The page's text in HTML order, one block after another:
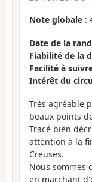
Note globale :
Date de la
Fiabilité de la
Facilité à
Intérêt du
Très agréable
beaux points
Tracé bien
attention à la
Creuses.
Nous sommes
en marchant